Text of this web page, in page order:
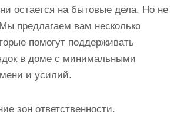
остается на бытовые дела. Но не
предлагаем вам несколько
помогут поддерживать
в доме с минимальными
и усилий.
зон ответственности.